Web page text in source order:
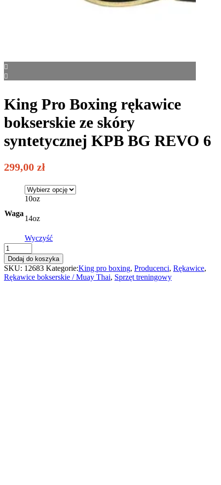
King Pro Boxing rękawice
bokserskie ze skóry
syntetycznej KPB BG REVO 6
299,00 zł
Waga
10oz
14oz
Wyczyść
King
Pro
Boxing
rękawice
bokserskie
Dodaj do koszyka
SKU: 12683 Kategorie:King pro boxing, Producenci, Rękawice,
Rękawice bokserskie / Muay Thai, Sprzęt treningowy